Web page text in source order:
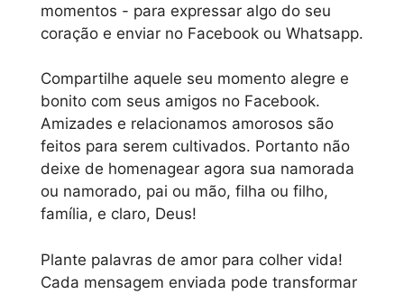
momentos - para expressar algo do seu
coração e enviar no Facebook ou Whatsapp.
Compartilhe aquele seu momento alegre e
bonito com seus amigos no Facebook.
Amizades e relacionamos amorosos são
feitos para serem cultivados. Portanto não
deixe de homenagear agora sua namorada
ou namorado, pai ou mão, filha ou filho,
família, e claro, Deus!
Plante palavras de amor para colher vida!
Cada mensagem enviada pode transformar